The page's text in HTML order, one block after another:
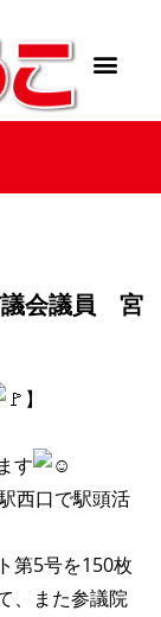
議会議員 宮
】
す
西口で駅頭活
第5号を150枚
、また参議院